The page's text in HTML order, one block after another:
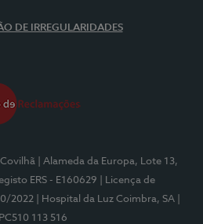
DE IRREGULARIDADES
| Alameda da Europa, Lote 13,
ERS - E160629
| Licença de
2022
| Hospital da Luz Coimbra, SA
113 516